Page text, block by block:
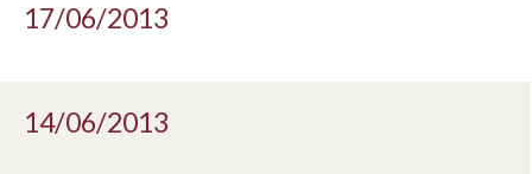
17/06/2013
14/06/2013